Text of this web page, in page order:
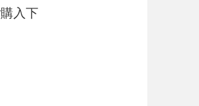
入下